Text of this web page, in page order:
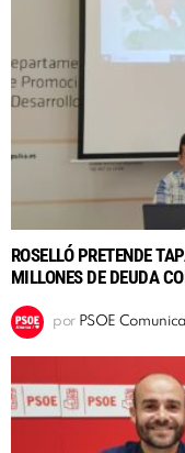
ROSELLÓ PRETENDE
MILLONES DE DEUDA
por PSOE